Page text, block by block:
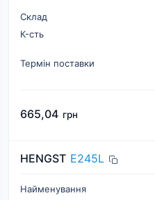
Склад
К-cть
Термін поставки
665,04 грн
HENGST E245L
Найменування